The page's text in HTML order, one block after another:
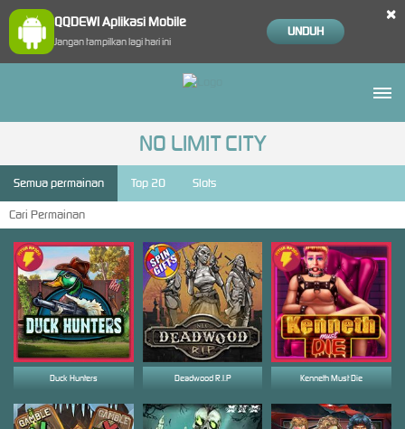
QQDEWI Aplikasi Mobile
Jangan tampilkan lagi hari ini
UNDUH
×
NO LIMIT CITY
Semua permainan Top 20 Slots
Duck Hunters Deadwood R.I.P Kenneth Must Die